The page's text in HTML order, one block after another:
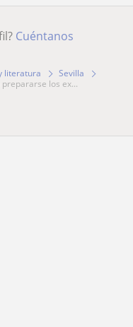
Cuéntanos
literatura
Sevilla
prepararse los ex...